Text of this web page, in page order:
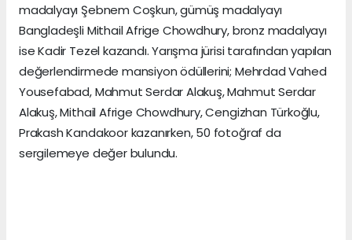
madalyayı Şebnem Coşkun, gümüş madalyayı
Bangladeşli Mithail Afrige Chowdhury, bronz madalyayı
ise Kadir Tezel kazandı. Yarışma jürisi tarafından yapılan
değerlendirmede mansiyon ödüllerini; Mehrdad Vahed
Yousefabad, Mahmut Serdar Alakuş, Mahmut Serdar
Alakuş, Mithail Afrige Chowdhury, Cengizhan Türkoğlu,
Prakash Kandakoor kazanırken, 50 fotoğraf da
sergilemeye değer bulundu.